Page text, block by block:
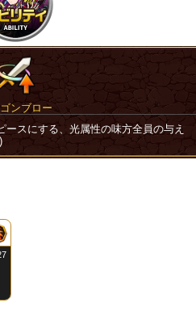
ンブロー
スにする、光属性の味方全員の与え